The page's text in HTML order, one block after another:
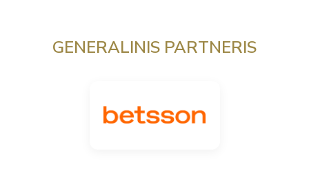
GENERALINIS PARTNERIS